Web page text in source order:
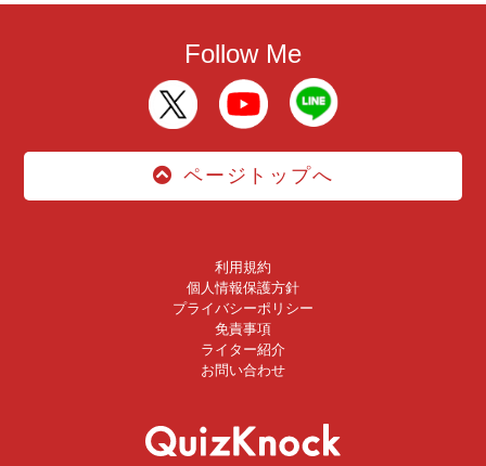
Follow Me
ページトップへ
利用規約
個人情報保護方針
プライバシーポリシー
免責事項
ライター紹介
お問い合わせ